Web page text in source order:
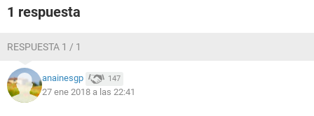
1 respuesta
RESPUESTA 1 / 1
anainesgp 147
27 ene 2018 a las 22:41